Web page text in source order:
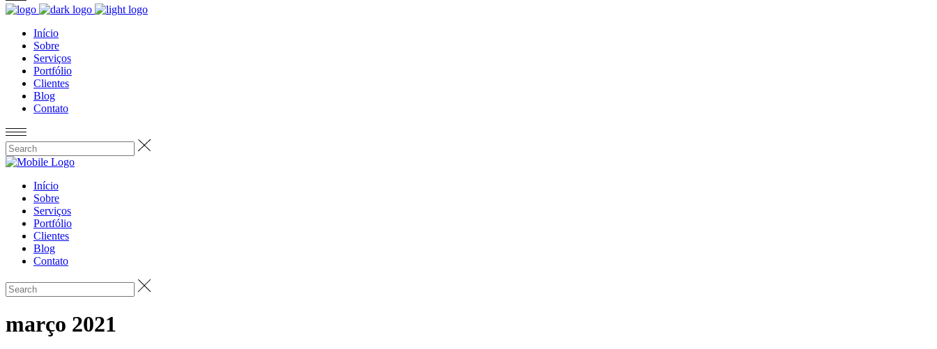
Início
Sobre
Serviços
Portfólio
Clientes
Blog
Contato
Início
Sobre
Serviços
Portfólio
Clientes
Blog
Contato
março 2021